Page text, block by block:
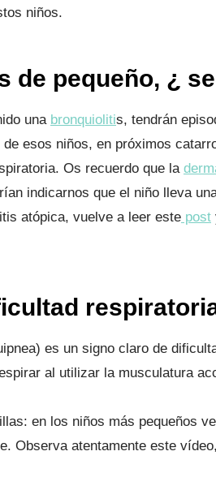
niños.
de pequeño, ¿
una bronquiolitis, tendrán
esos niños, en próximos
Os recuerdo que la
indicarnos que el niño lleva
atópica, vuelve a leer este post
es un signo claro de
al utilizar la musculatura
en los niños más pequeños
Observa atentamente este